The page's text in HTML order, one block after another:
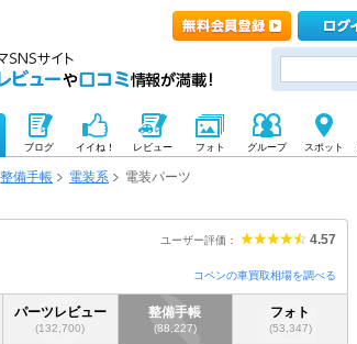
ブログ イイね！ レビュー フォト グループ スポット
整備手帳 電装系 電装パーツ
ユーザー評価： 4.57
コペンの車買取相場を調べる
パーツレビュー
(132,700)
整備手帳
(88,227)
フォト
(53,347)